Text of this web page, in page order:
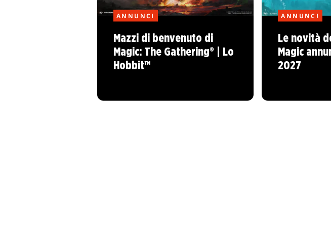
ANNUNCI
Mazzi di benvenuto di
Magic: The Gathering® | Lo
Hobbit™
ANNUNCI
Le novità
Magic
2027